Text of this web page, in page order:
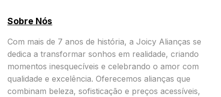
Sobre Nós
Com mais de 7 anos de história, a Joicy Alianças se
dedica a transformar sonhos em realidade, criando
momentos inesquecíveis e celebrando o amor com
qualidade e excelência. Oferecemos alianças que
combinam beleza, sofisticação e preços acessíveis,